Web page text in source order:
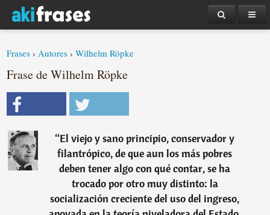
Frases ›Autores ›Wilhelm Röpke
Frase de Wilhelm Röpke
“El viejo y sano principio, conservador y
filantrópico, de que aun los más pobres
deben tener algo con qué contar, se ha
trocado por otro muy distinto: la
socialización creciente del uso del ingreso,